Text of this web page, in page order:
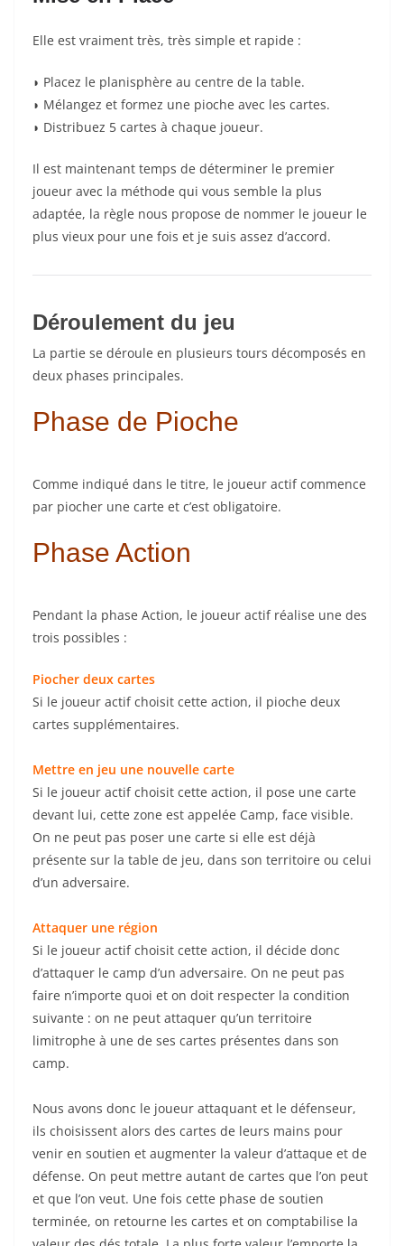
Elle est vraiment très, très simple et rapide :
◗ Placez le planisphère au centre de la table.
◗ Mélangez et formez une pioche avec les cartes.
◗ Distribuez 5 cartes à chaque joueur.
Il est maintenant temps de déterminer le premier
joueur avec la méthode qui vous semble la plus
adaptée, la règle nous propose de nommer le joueur le
plus vieux pour une fois et je suis assez d’accord.
Déroulement du jeu
La partie se déroule en plusieurs tours décomposés en
deux phases principales.
Phase de Pioche
Comme indiqué dans le titre, le joueur actif commence
par piocher une carte et c’est obligatoire.
Phase Action
Pendant la phase Action, le joueur actif réalise une des
trois possibles :
Piocher deux cartes
Si le joueur actif choisit cette action, il pioche deux
cartes supplémentaires.
Mettre en jeu une nouvelle carte
Si le joueur actif choisit cette action, il pose une carte
devant lui, cette zone est appelée Camp, face visible.
On ne peut pas poser une carte si elle est déjà
présente sur la table de jeu, dans son territoire ou celui
d’un adversaire.
Attaquer une région
Si le joueur actif choisit cette action, il décide donc
d’attaquer le camp d’un adversaire. On ne peut pas
faire n’importe quoi et on doit respecter la condition
suivante : on ne peut attaquer qu’un territoire
limitrophe à une de ses cartes présentes dans son
camp.
Nous avons donc le joueur attaquant et le défenseur,
ils choisissent alors des cartes de leurs mains pour
venir en soutien et augmenter la valeur d’attaque et de
défense. On peut mettre autant de cartes que l’on peut
et que l’on veut. Une fois cette phase de soutien
terminée, on retourne les cartes et on comptabilise la